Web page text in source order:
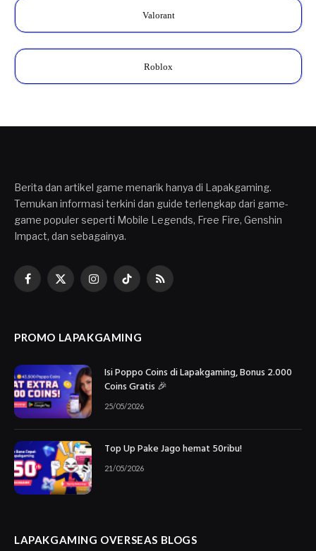
Valorant
Roblox
Berita dan artikel game menarik hanya di Lapakgaming.
Temukan informasi terkini dan guide terlengkap dari game-
game populer seperti Mobile Legends, Free Fire, Genshin
Impact, dan sebagainya.
Facebook
X
InstagramTikTokRSS
PROMO LAPAKGAMING
Isi Poppo Coins di Lapakgaming, Bonus 2.000
Coins Gratis 🎉
25/05/2026
Top Up Pake Jago hemat 50ribu!
21/05/2026
LAPAKGAMING OVERSEAS BLOGS